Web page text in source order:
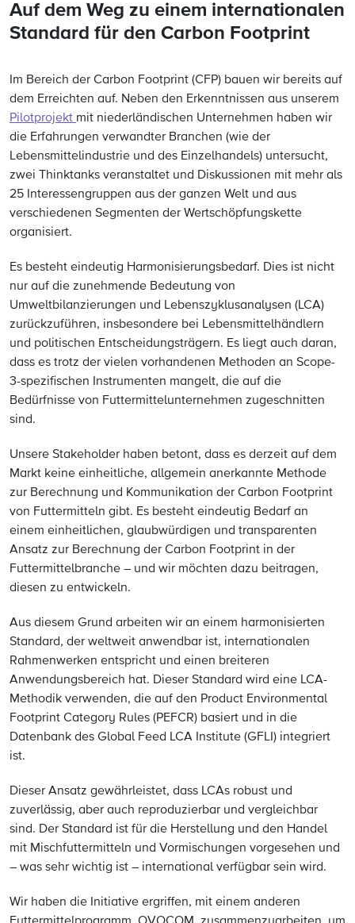
Auf dem Weg zu einem internationalen
Standard für den Carbon Footprint
Im Bereich der Carbon Footprint (CFP) bauen wir bereits auf
dem Erreichten auf. Neben den Erkenntnissen aus unserem
Pilotprojekt mit niederländischen Unternehmen haben wir
die Erfahrungen verwandter Branchen (wie der
Lebensmittelindustrie und des Einzelhandels) untersucht,
zwei Thinktanks veranstaltet und Diskussionen mit mehr als
25 Interessengruppen aus der ganzen Welt und aus
verschiedenen Segmenten der Wertschöpfungskette
organisiert.
Es besteht eindeutig Harmonisierungsbedarf. Dies ist nicht
nur auf die zunehmende Bedeutung von
Umweltbilanzierungen und Lebenszyklusanalysen (LCA)
zurückzuführen, insbesondere bei Lebensmittelhändlern
und politischen Entscheidungsträgern. Es liegt auch daran,
dass es trotz der vielen vorhandenen Methoden an Scope-
3-spezifischen Instrumenten mangelt, die auf die
Bedürfnisse von Futtermittelunternehmen zugeschnitten
sind.
Unsere Stakeholder haben betont, dass es derzeit auf dem
Markt keine einheitliche, allgemein anerkannte Methode
zur Berechnung und Kommunikation der Carbon Footprint
von Futtermitteln gibt. Es besteht eindeutig Bedarf an
einem einheitlichen, glaubwürdigen und transparenten
Ansatz zur Berechnung der Carbon Footprint in der
Futtermittelbranche – und wir möchten dazu beitragen,
diesen zu entwickeln.
Aus diesem Grund arbeiten wir an einem harmonisierten
Standard, der weltweit anwendbar ist, internationalen
Rahmenwerken entspricht und einen breiteren
Anwendungsbereich hat. Dieser Standard wird eine LCA-
Methodik verwenden, die auf den Product Environmental
Footprint Category Rules (PEFCR) basiert und in die
Datenbank des Global Feed LCA Institute (GFLI) integriert
ist.
Dieser Ansatz gewährleistet, dass LCAs robust und
zuverlässig, aber auch reproduzierbar und vergleichbar
sind. Der Standard ist für die Herstellung und den Handel
mit Mischfuttermitteln und Vormischungen vorgesehen und
– was sehr wichtig ist – international verfügbar sein wird.
Wir haben die Initiative ergriffen, mit einem anderen